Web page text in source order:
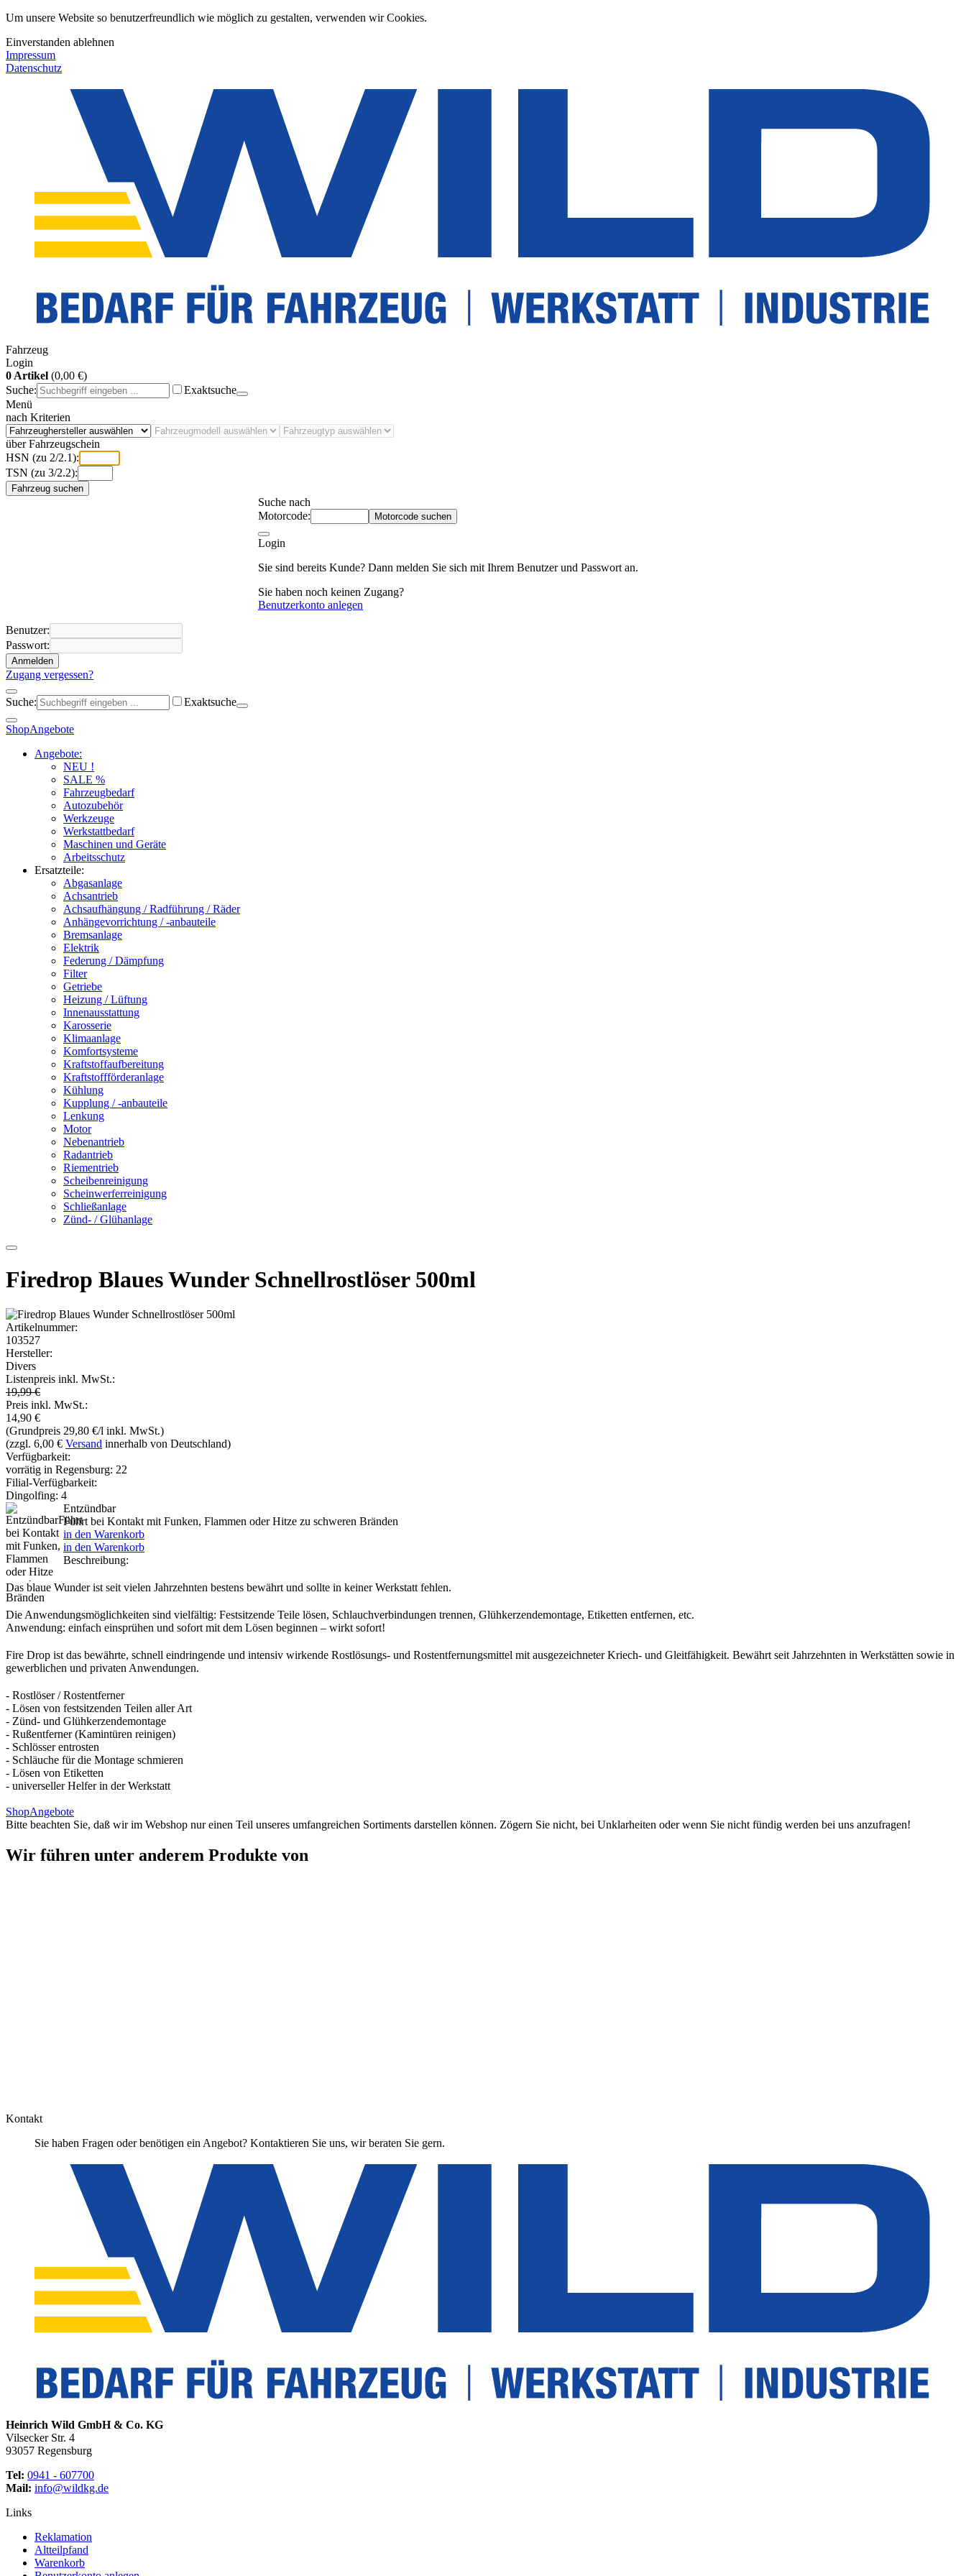
Um unsere Website so benutzerfreundlich wie möglich zu gestalten, verwenden wir Cookies.
Einverstanden ablehnen
Impressum
Datenschutz
Fahrzeug
Login
0 Artikel (0,00 €)
Suche:
Exaktsuche
Menü
nach Kriterien
über Fahrzeugschein
HSN (zu 2/2.1):
TSN (zu 3/2.2):
Fahrzeug suchen
Suche nach
Motorcode:
Motorcode suchen
Login
Sie sind bereits Kunde? Dann melden Sie sich mit Ihrem Benutzer und Passwort an.
Sie haben noch keinen Zugang?
Benutzerkonto anlegen
Benutzer:
Passwort:
Anmelden
Zugang vergessen?
Suche: Exaktsuche
ShopAngebote
Angebote:
NEU !
SALE %
Fahrzeugbedarf
Autozubehör
Werkzeuge
Werkstattbedarf
Maschinen und Geräte
Arbeitsschutz
Ersatzteile:
Abgasanlage
Achsantrieb
Achsaufhängung / Radführung / Räder
Anhängevorrichtung / -anbauteile
Bremsanlage
Elektrik
Federung / Dämpfung
Filter
Getriebe
Heizung / Lüftung
Innenausstattung
Karosserie
Klimaanlage
Komfortsysteme
Kraftstoffaufbereitung
Kraftstoffförderanlage
Kühlung
Kupplung / -anbauteile
Lenkung
Motor
Nebenantrieb
Radantrieb
Riementrieb
Scheibenreinigung
Scheinwerferreinigung
Schließanlage
Zünd- / Glühanlage
Firedrop Blaues Wunder Schnellrostlöser 500ml
Artikelnummer:
103527
Hersteller:
Divers
Listenpreis inkl. MwSt.:
19,99 €
Preis inkl. MwSt.:
14,90 €
(Grundpreis 29,80 €/l inkl. MwSt.)
(zzgl. 6,00 € Versand innerhalb von Deutschland)
Verfügbarkeit:
vorrätig in Regensburg: 22
Filial-Verfügbarkeit:
Dingolfing: 4
Entzündbar
Führt bei Kontakt mit Funken, Flammen oder Hitze zu schweren Bränden
in den Warenkorb
in den Warenkorb
Beschreibung:
Das blaue Wunder ist seit vielen Jahrzehnten bestens bewährt und sollte in keiner Werkstatt fehlen.
Die Anwendungsmöglichkeiten sind vielfältig: Festsitzende Teile lösen, Schlauchverbindungen trennen, Glühkerzendemontage, Etiketten entfernen, etc.
Anwendung: einfach einsprühen und sofort mit dem Lösen beginnen – wirkt sofort!
Fire Drop ist das bewährte, schnell eindringende und intensiv wirkende Rostlösungs- und Rostentfernungsmittel mit ausgezeichneter Kriech- und Gleitfähigkeit. Bewährt seit Jahrzehnten in Werkstätten sowie in
gewerblichen und privaten Anwendungen.
- Rostlöser / Rostentferner
- Lösen von festsitzenden Teilen aller Art
- Zünd- und Glühkerzendemontage
- Rußentferner (Kamintüren reinigen)
- Schlösser entrosten
- Schläuche für die Montage schmieren
- Lösen von Etiketten
- universeller Helfer in der Werkstatt
ShopAngebote
Bitte beachten Sie, daß wir im Webshop nur einen Teil unseres umfangreichen Sortiments darstellen können. Zögern Sie nicht, bei Unklarheiten oder wenn Sie nicht fündig werden bei uns anzufragen!
Wir führen unter anderem Produkte von
Kontakt
Sie haben Fragen oder benötigen ein Angebot? Kontaktieren Sie uns, wir beraten Sie gern.
Heinrich Wild GmbH & Co. KG
Vilsecker Str. 4
93057 Regensburg
Tel: 0941 - 607700
Mail: info@wildkg.de
Links
Reklamation
Altteilpfand
Warenkorb